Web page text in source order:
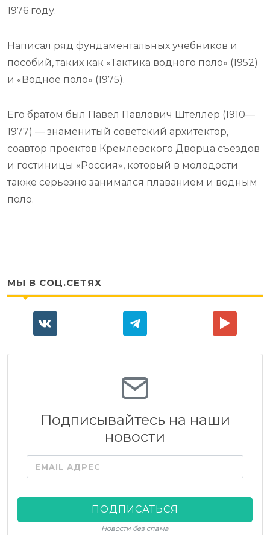
1976 году.
Написал ряд фундаментальных учебников и
пособий, таких как «Тактика водного поло» (1952)
и «Водное поло» (1975).
Его братом был Павел Павлович Штеллер (1910—
1977) — знаменитый советский архитектор,
соавтор проектов Кремлевского Дворца съездов
и гостиницы «Россия», который в молодости
также серьезно занимался плаванием и водным
поло.
МЫ В СОЦ.СЕТЯХ
Подписывайтесь на наши
новости
EMAIL АДРЕС
ПОДПИСАТЬСЯ
Новости без спама